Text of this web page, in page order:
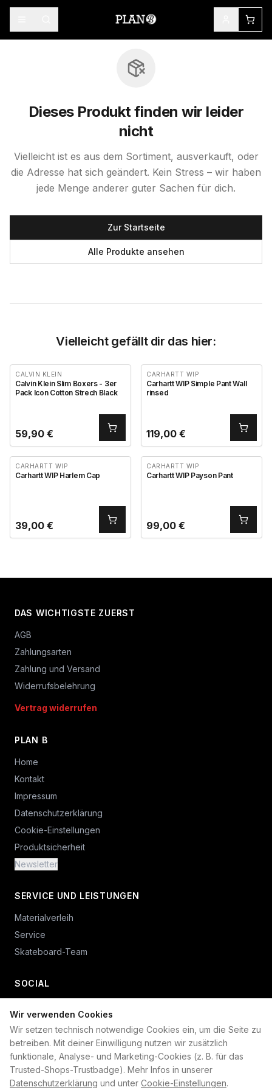
Wir verwenden Cookies
Wir setzen technisch notwendige Cookies ein, um die Seite zu
betreiben. Mit deiner Einwilligung nutzen wir zusätzlich
funktionale, Analyse- und Marketing-Cookies (z. B. für das
Trusted-Shops-Trustbadge). Mehr Infos in unserer
Datenschutzerklärung und unter Cookie-Einstellungen.
Dieses Produkt finden wir leider
nicht
Vielleicht ist es aus dem Sortiment, ausverkauft, oder
die Adresse hat sich geändert. Kein Stress – wir haben
jede Menge anderer guter Sachen für dich.
Zur Startseite
Alle Produkte ansehen
Vielleicht gefällt dir das hier:
CALVIN KLEIN
Calvin Klein Slim Boxers - 3er
Pack Icon Cotton Strech Black
59,90 €
CARHARTT WIP
Carhartt WIP Simple Pant Wall
rinsed
119,00 €
CARHARTT WIP
Carhartt WIP Harlem Cap
39,00 €
CARHARTT WIP
Carhartt WIP Payson Pant
99,00 €
DAS WICHTIGSTE ZUERST
AGB
Zahlungsarten
Zahlung und Versand
Widerrufsbelehrung
Vertrag widerrufen
PLAN B
Home
Kontakt
Impressum
Datenschutzerklärung
Cookie-Einstellungen
Produktsicherheit
Newsletter
SERVICE UND LEISTUNGEN
Materialverleih
Service
Skateboard-Team
SOCIAL
+49 234 687 00 38
shop@plan-b-funsport.de
Sichere Zahlung mit: